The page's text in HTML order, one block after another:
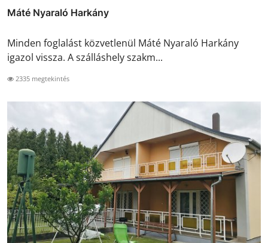
Máté Nyaraló Harkány
Minden foglalást közvetlenül Máté Nyaraló Harkány
igazol vissza. A szálláshely szakm...
2335 megtekintés